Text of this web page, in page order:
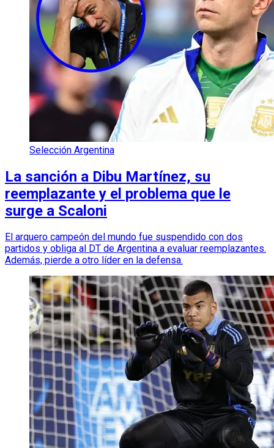
Selección Argentina
La sanción a Dibu Martínez, su
reemplazante y el problema que le
surge a Scaloni
El arquero campeón del mundo fue suspendido con dos
partidos y obliga al DT de Argentina a evaluar reemplazantes.
Además, pierde a otro líder en la defensa.